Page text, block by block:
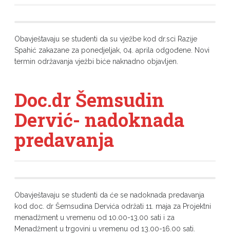
Obavještavaju se studenti da su vježbe kod dr.sci Razije
Spahić zakazane za ponedjeljak, 04. aprila odgođene. Novi
termin održavanja vježbi biće naknadno objavljen.
Doc.dr Šemsudin
Dervić- nadoknada
predavanja
Obavještavaju se studenti da će se nadoknada predavanja
kod doc. dr Šemsudina Dervića održati 11. maja za Projektni
menadžment u vremenu od 10.00-13.00 sati i za
Menadžment u trgovini u vremenu od 13.00-16.00 sati.